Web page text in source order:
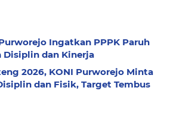
Ingatkan PPPK Paruh
dan Kinerja
2026, KONI Purworejo Minta
dan Fisik, Target Tembus